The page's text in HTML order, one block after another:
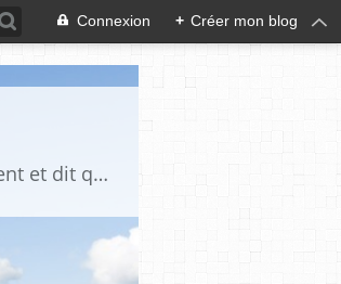
Connexion + Créer mon blog
"La vérité est un miroir tombé de la main de Dieu et qui s'est brisé. Chacun en ramasse un fragment et dit que toute la vérité s'y trouve" Djalāl ad-Dīn Rūmī (1207-1273)